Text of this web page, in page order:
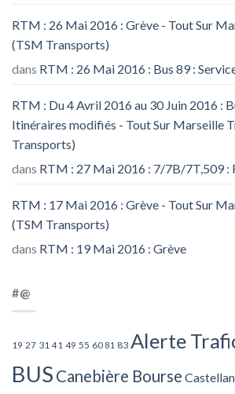
RTM : 26 Mai 2016 : Grève - Tout Sur
(TSM Transports)
dans RTM : 26 Mai 2016 : Bus 89 :
RTM : Du 4 Avril 2016 au 30 Juin 2016 :
Itinéraires modifiés - Tout Sur Marseille
Transports)
dans RTM : 27 Mai 2016 : 7/7B/7T,509 :
RTM : 17 Mai 2016 : Grève - Tout Sur
(TSM Transports)
dans RTM : 19 Mai 2016 : Grève
#@
19 27 31 41 49 55 60 81 83 Alerte
BUS Canebière Bourse